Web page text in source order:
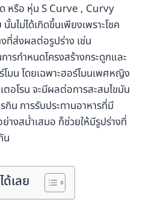
หรือ หุ่น S Curve , Curvy
นั้นไม่ได้เกิดขึ้นเพียงเพราะโชค
ที่ส่งผลต่อรูปร่าง เช่น
รกำหนดโครงสร้างกระดูกและ
โมน โดยเฉพาะฮอร์โมนเพศหญิง
ตอโรน จะมีผลต่อการสะสมไขมัน
กิน การรับประทานอาหารที่มี
างสม่ำเสมอ ก็ช่วยให้มีรูปร่างที่
น
เลย